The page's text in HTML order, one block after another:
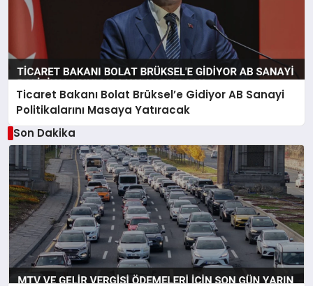
Ticaret Bakanı Bolat Brüksel’e Gidiyor AB Sanayi
Politikalarını Masaya Yatıracak
Son Dakika